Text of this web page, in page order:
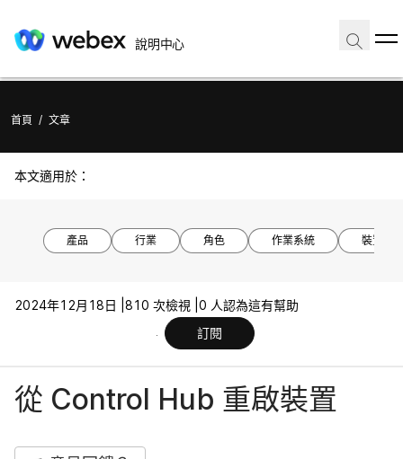
說明中心
首頁 / 文章
本文適用於：
產品 行業 角色 作業系統 裝置機
2024年12月18日 | 810 次檢視 | 0 人認為這有幫助
訂閱
從 Control Hub 重啟裝置